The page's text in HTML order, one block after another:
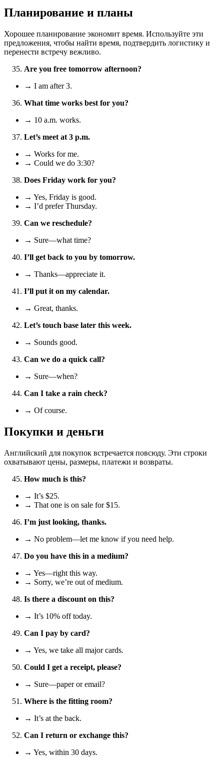
Планирование и планы
Хорошее планирование экономит время. Используйте эти
предложения, чтобы найти время, подтвердить логистику и
перенести встречу вежливо.
Are you free tomorrow afternoon?
→ I am after 3.
What time works best for you?
→ 10 a.m. works.
Let’s meet at 3 p.m.
→ Works for me.
→ Could we do 3:30?
Does Friday work for you?
→ Yes, Friday is good.
→ I’d prefer Thursday.
Can we reschedule?
→ Sure—what time?
I’ll get back to you by tomorrow.
→ Thanks—appreciate it.
I’ll put it on my calendar.
→ Great, thanks.
Let’s touch base later this week.
→ Sounds good.
Can we do a quick call?
→ Sure—when?
Can I take a rain check?
→ Of course.
Покупки и деньги
Английский для покупок встречается повсюду. Эти строки
охватывают цены, размеры, платежи и возвраты.
How much is this?
→ It’s $25.
→ That one is on sale for $15.
I’m just looking, thanks.
→ No problem—let me know if you need help.
Do you have this in a medium?
→ Yes—right this way.
→ Sorry, we’re out of medium.
Is there a discount on this?
→ It’s 10% off today.
Can I pay by card?
→ Yes, we take all major cards.
Could I get a receipt, please?
→ Sure—paper or email?
Where is the fitting room?
→ It’s at the back.
Can I return or exchange this?
→ Yes, within 30 days.